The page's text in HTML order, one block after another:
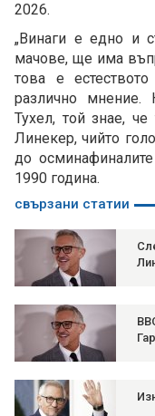
2026.
„Винаги е едно и
мачове, ще има
това е
различно
Тухел, той знае,
Линекер, чийто
до
1990 година.
свързани статии